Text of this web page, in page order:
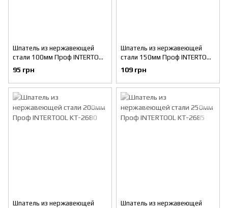
Шпатель из нержавеющей
стали 100мм Проф INTERTOOL
KT-2670
95 грн
Шпатель из нержавеющей
стали 150мм Проф INTERTOOL
KT-2675
109 грн
Шпатель из нержавеющей
Шпатель из нержавеющей